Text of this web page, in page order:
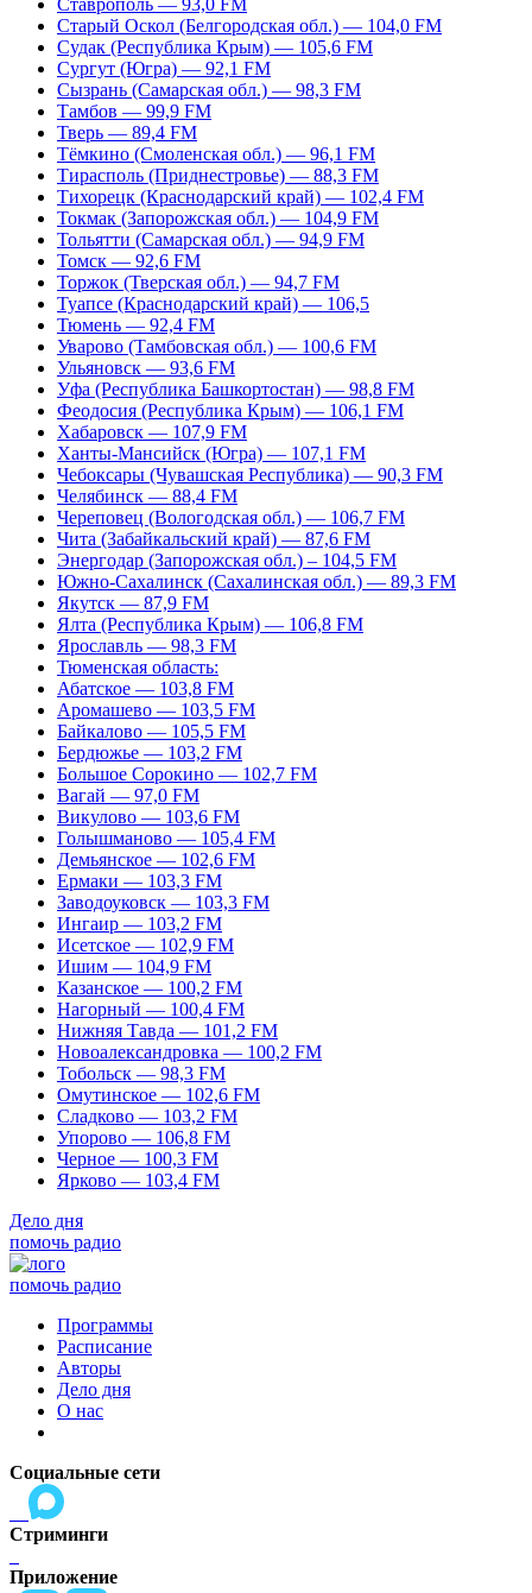
Ставрополь — 93,0 FM
Старый Оскол (Белгородская обл.) — 104,0 FM
Судак (Республика Крым) — 105,6 FM
Сургут (Югра) — 92,1 FM
Сызрань (Самарская обл.) — 98,3 FM
Тамбов — 99,9 FM
Тверь — 89,4 FM
Тёмкино (Смоленская обл.) — 96,1 FM
Тирасполь (Приднестровье) — 88,3 FM
Тихорецк (Краснодарский край) — 102,4 FM
Токмак (Запорожская обл.) — 104,9 FM
Тольятти (Самарская обл.) — 94,9 FM
Томск — 92,6 FM
Торжок (Тверская обл.) — 94,7 FM
Туапсе (Краснодарский край) — 106,5
Тюмень — 92,4 FM
Уварово (Тамбовская обл.) — 100,6 FM
Ульяновск — 93,6 FM
Уфа (Республика Башкортостан) — 98,8 FM
Феодосия (Республика Крым) — 106,1 FM
Хабаровск — 107,9 FM
Ханты-Мансийск (Югра) — 107,1 FM
Чебоксары (Чувашская Республика) — 90,3 FM
Челябинск — 88,4 FM
Череповец (Вологодская обл.) — 106,7 FM
Чита (Забайкальский край) — 87,6 FM
Энергодар (Запорожская обл.) – 104,5 FM
Южно-Сахалинск (Сахалинская обл.) — 89,3 FM
Якутск — 87,9 FM
Ялта (Республика Крым) — 106,8 FM
Ярославль — 98,3 FM
Тюменская область:
Абатское — 103,8 FM
Аромашево — 103,5 FM
Байкалово — 105,5 FM
Бердюжье — 103,2 FM
Большое Сорокино — 102,7 FM
Вагай — 97,0 FM
Викулово — 103,6 FM
Голышманово — 105,4 FM
Демьянское — 102,6 FM
Ермаки — 103,3 FM
Заводоуковск — 103,3 FM
Ингаир — 103,2 FM
Исетское — 102,9 FM
Ишим — 104,9 FM
Казанское — 100,2 FM
Нагорный — 100,4 FM
Нижняя Тавда — 101,2 FM
Новоалександровка — 100,2 FM
Тобольск — 98,3 FM
Омутинское — 102,6 FM
Сладково — 103,2 FM
Упорово — 106,8 FM
Черное — 100,3 FM
Ярково — 103,4 FM
Дело дня
помочь радио
помочь радио
Программы
Расписание
Авторы
Дело дня
О нас
Социальные сети
Стриминги
Приложение